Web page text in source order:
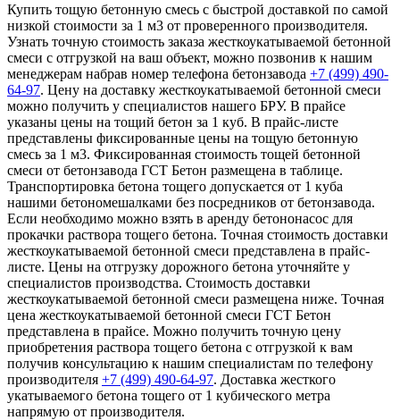
Купить тощую бетонную смесь с быстрой доставкой по самой
низкой стоимости за 1 м3 от проверенного производителя.
Узнать точную стоимость заказа жесткоукатываемой бетонной
смеси с отгрузкой на ваш объект, можно позвонив к нашим
менеджерам набрав номер телефона бетонзавода +7 (499) 490-
64-97. Цену на доставку жесткоукатываемой бетонной смеси
можно получить у специалистов нашего БРУ. В прайсе
указаны цены на тощий бетон за 1 куб. В прайс-листе
представлены фиксированные цены на тощую бетонную
смесь за 1 м3. Фиксированная стоимость тощей бетонной
смеси от бетонзавода ГСТ Бетон размещена в таблице.
Транспортировка бетона тощего допускается от 1 куба
нашими бетономешалками без посредников от бетонзавода.
Если необходимо можно взять в аренду бетононасос для
прокачки раствора тощего бетона. Точная стоимость доставки
жесткоукатываемой бетонной смеси представлена в прайс-
листе. Цены на отгрузку дорожного бетона уточняйте у
специалистов производства. Стоимость доставки
жесткоукатываемой бетонной смеси размещена ниже. Точная
цена жесткоукатываемой бетонной смеси ГСТ Бетон
представлена в прайсе. Можно получить точную цену
приобретения раствора тощего бетона с отгрузкой к вам
получив консультацию к нашим специалистам по телефону
производителя +7 (499) 490-64-97. Доставка жесткого
укатываемого бетона тощего от 1 кубического метра
напрямую от производителя.